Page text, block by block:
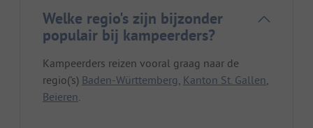
Welke regio's zijn bijzonder
populair bij kampeerders?
Kampeerders reizen vooral graag naar de
regio('s) Baden-Württemberg, Kanton St. Gallen,
Beieren.